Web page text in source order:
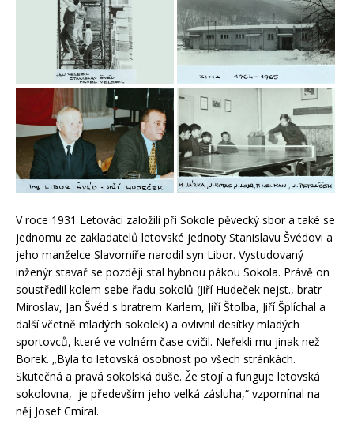
V roce 1931 Letováci založili při Sokole pěvecký sbor a také se
jednomu ze zakladatelů letovské jednoty Stanislavu Švédovi a
jeho manželce Slavomíře narodil syn Libor. Vystudovaný
inženýr stavař se později stal hybnou pákou Sokola. Právě on
soustředil kolem sebe řadu sokolů (Jiří Hudeček nejst., bratr
Miroslav, Jan Švéd s bratrem Karlem, Jiří Štolba, Jiří Šplíchal a
další včetně mladých sokolek) a ovlivnil desítky mladých
sportovců, které ve volném čase cvičil. Neřekli mu jinak než
Borek. „Byla to letovská osobnost po všech stránkách.
Skutečná a pravá sokolská duše. Že stojí a funguje letovská
sokolovna, je především jeho velká zásluha,“ vzpomínal na
něj Josef Cmíral.